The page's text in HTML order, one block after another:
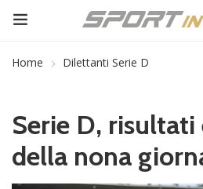
Home Dilettanti Serie D
Serie D,
della nona